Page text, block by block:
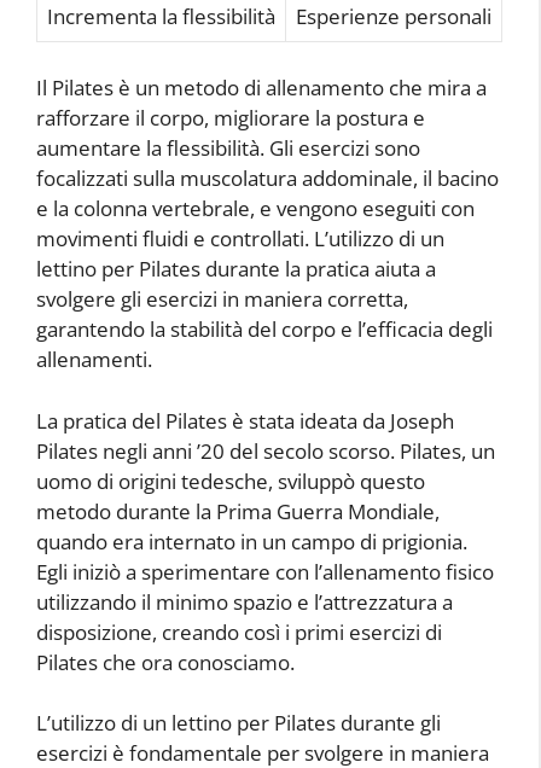
Incrementa la flessibilità
Esperienze personali
Il Pilates è un metodo di allenamento che mira a
rafforzare il corpo, migliorare la postura e
aumentare la flessibilità. Gli esercizi sono
focalizzati sulla muscolatura addominale, il bacino
e la colonna vertebrale, e vengono eseguiti con
movimenti fluidi e controllati. L’utilizzo di un
lettino per Pilates durante la pratica aiuta a
svolgere gli esercizi in maniera corretta,
garantendo la stabilità del corpo e l’efficacia degli
allenamenti.
La pratica del Pilates è stata ideata da Joseph
Pilates negli anni ’20 del secolo scorso. Pilates, un
uomo di origini tedesche, sviluppò questo
metodo durante la Prima Guerra Mondiale,
quando era internato in un campo di prigionia.
Egli iniziò a sperimentare con l’allenamento fisico
utilizzando il minimo spazio e l’attrezzatura a
disposizione, creando così i primi esercizi di
Pilates che ora conosciamo.
L’utilizzo di un lettino per Pilates durante gli
esercizi è fondamentale per svolgere in maniera